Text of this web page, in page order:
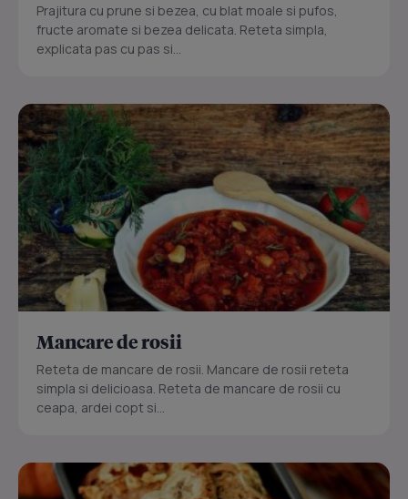
Prajitura cu prune si bezea, cu blat moale si pufos,
fructe aromate si bezea delicata. Reteta simpla,
explicata pas cu pas si...
Mancare de rosii
Reteta de mancare de rosii. Mancare de rosii reteta
simpla si delicioasa. Reteta de mancare de rosii cu
ceapa, ardei copt si...